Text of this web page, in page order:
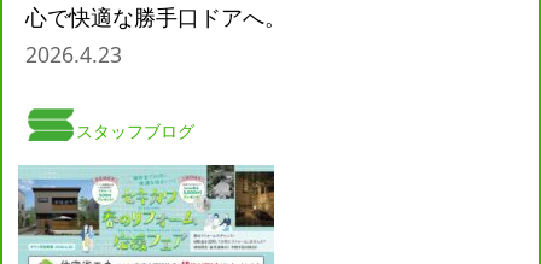
心で快適な勝手口ドアへ。
2026.4.23
スタッフブログ